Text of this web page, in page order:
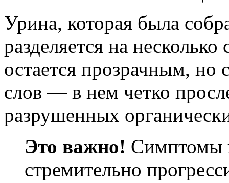
Урина, которая была
разделяется на
остается прозрачным, но
слов — в нем четко
разрушенных
Это важно! Симптомы
стремительно